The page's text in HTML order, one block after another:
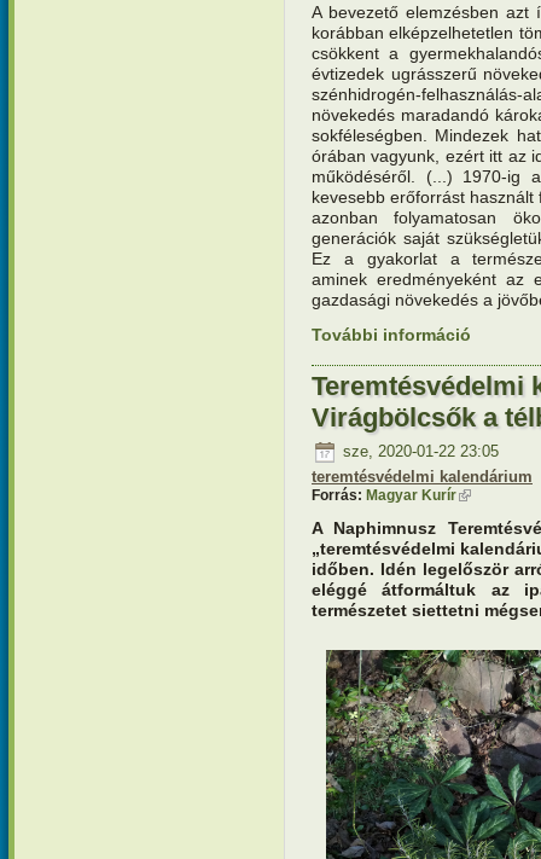
A bevezető elemzésben azt
korábban elképzelhetetlen
csökkent a
évtizedek ugrásszerű
szénhidrogén-
növekedés maradandó
sokféleségben. Mindezek
órában vagyunk, ezért itt az
működéséről. (...) 1970-ig
kevesebb erőforrást
azonban folyamatosan
generációk saját
Ez a gyakorlat a
aminek eredményeként az
gazdasági növekedés a
További információ
Teremtésvédelmi
Virágbölcsők a
sze, 2020-01-22 23:05
teremtésvédelmi kalendárium
Forrás: Magyar Kurír(külső
A Naphimnusz
„teremtésvédelmi
időben. Idén legelőször
eléggé átformáltuk az
természetet siettetni